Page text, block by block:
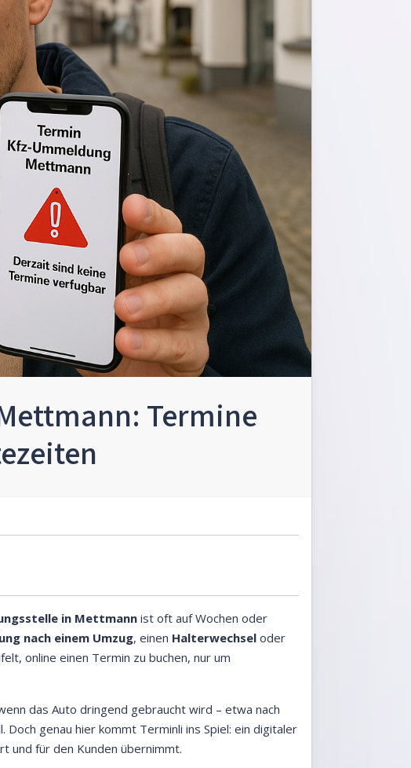
Termine
in Mettmannist oft auf Wochen oder
nach einem Umzug, einen Halterwechsel oder
online einen Termin zu buchen, nur um
das Auto dringend gebraucht wird – etwa nach
genau hier kommt Terminli ins Spiel: ein digitaler
und für den Kunden übernimmt.